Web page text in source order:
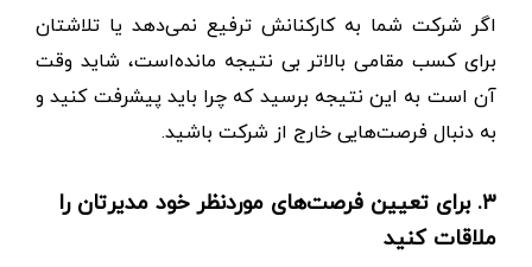
اگر شرکت شما به کارکنانش ترفیع نمی‌دهد یا تلاشتان
برای کسب مقامی بالا‌تر بی نتیجه مانده‌است، شاید وقت
آن است به این نتیجه برسید که چرا باید پیشرفت کنید و
به دنبال فرصت‌هایی خارج از شرکت باشید.
۳. برای تعیین فرصت‌های مورد‌نظر خود مدیرتان را
ملاقات کنید